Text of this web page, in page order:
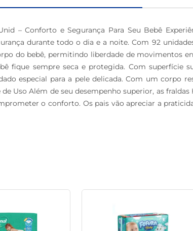
– Conforto e Segurança Para Seu Bebê
durante todo o dia e a noite. Com 92
do bebê, permitindo liberdade de movimentos
fique sempre seca e protegida. Com superfície
especial para a pele delicada. Com um corpo
Uso Além de seu desempenho superior, as
o conforto. Os pais vão apreciar a